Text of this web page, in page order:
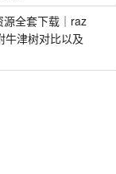
源全套下载｜raz
牛津树对比以及